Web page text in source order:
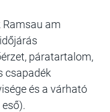
Ramsau am
páratartalom,
csapadék
és a várható